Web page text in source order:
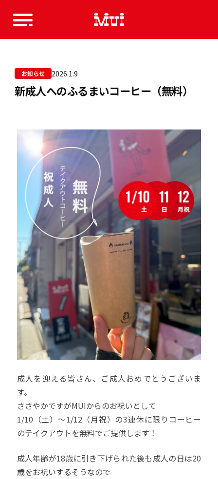
お知らせ 2026.1.9
新成人へのふるまいコーヒー（無料）
成人を迎える皆さん、ご成人おめでとうございま
す。
ささやかですがMUIからのお祝いとして
1/10（土）〜1/12（月祝）の3連休に限りコーヒー
のテイクアウトを無料でご提供します！
成人年齢が18歳に引き下げられた後も成人の日は20
歳をお祝いするそうなので